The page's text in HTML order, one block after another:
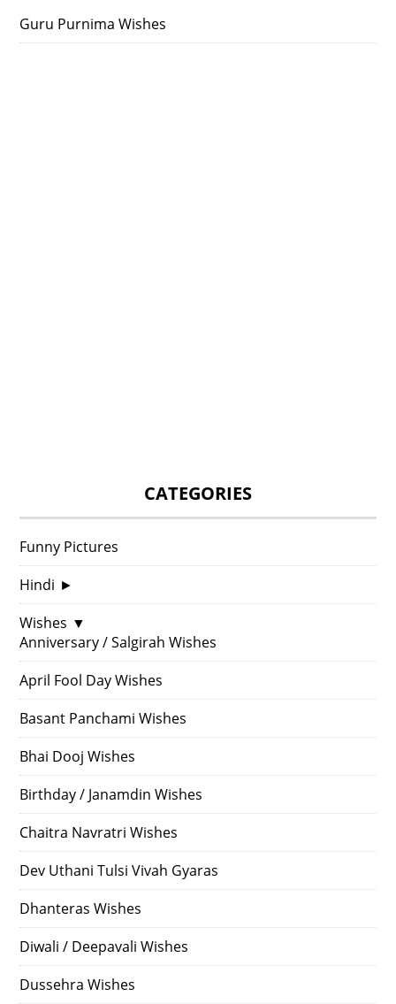
Guru Purnima Wishes
CATEGORIES
Funny Pictures
Hindi ►
Wishes ▼
Anniversary / Salgirah Wishes
April Fool Day Wishes
Basant Panchami Wishes
Bhai Dooj Wishes
Birthday / Janamdin Wishes
Chaitra Navratri Wishes
Dev Uthani Tulsi Vivah Gyaras
Dhanteras Wishes
Diwali / Deepavali Wishes
Dussehra Wishes